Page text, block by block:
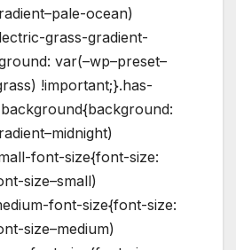
ocean)
grass-gradient-
var(–wp–preset–
!important;}.has-
font-size{font-size:
size–small)
font-size{font-size:
size–medium)